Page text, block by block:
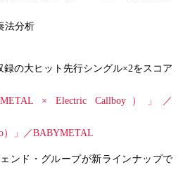
法分析
録の大ヒット先行シングル×2をスコア
× Electric Callboy）」／
）」／BABYMETAL
ンド・グループが新ラインナップで